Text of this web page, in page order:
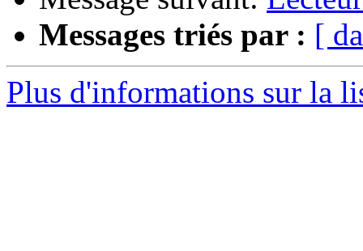
Messages triés par : [
Plus d'informations sur la